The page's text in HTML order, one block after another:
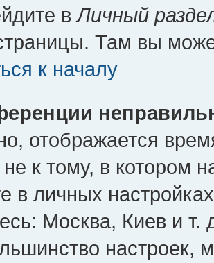
вЛичный
Там вы
к началу
отображается
не к тому, в котором
в личных
Москва, Киев и т.
настроек,